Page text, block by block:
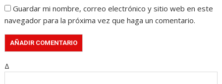
Guardar mi nombre, correo electrónico y sitio web en este
navegador para la próxima vez que haga un comentario.
Δ